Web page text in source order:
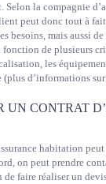
Selon la compagnie
peut donc tout à
besoins, mais aussi
fonction de plusieurs
les
(plus d’informations
UN CONTRAT
habitation peut
on peut prendre
faire réaliser un